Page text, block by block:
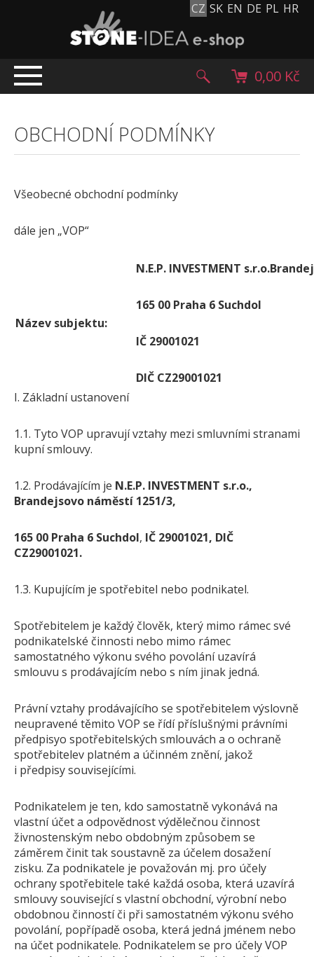
CZ SK EN DE PL HR
TOP NABÍDKA
PRODUKTY
Dlažební kostky
Historické dlažební kostky
Oblázky, valouny a granulát
Pískovec
Výrobky z kamene na zakázku
Creative Floor
Terazzo
DLAŽEBNÍ KOSTKY
MLATOVÉ POVRCHY
ZAKÁZKY NA MÍRU
NOVINKY
BLOG
KONTAKT
0,00 Kč
OBCHODNÍ PODMÍNKY
Všeobecné obchodní podmínky
dále jen „VOP“
Název subjektu:
N.E.P. INVESTMENT s.r.o.
165 00 Praha 6 Suchdol
IČ 29001021
DIČ CZ29001021
I. Základní ustanovení
1.1. Tyto VOP upravují vztahy mezi smluvními stranami
kupní smlouvy.
1.2. Prodávajícím je N.E.P. INVESTMENT s.r.o.,
Brandejsovo náměstí 1251/3,
165 00 Praha 6 Suchdol, IČ 29001021, DIČ
CZ29001021.
1.3. Kupujícím je spotřebitel nebo podnikatel.
Spotřebitelem je každý člověk, který mimo rámec své
podnikatelské činnosti nebo mimo rámec
samostatného výkonu svého povolání uzavírá
smlouvu s prodávajícím nebo s ním jinak jedná.
Právní vztahy prodávajícího se spotřebitelem výslovně
neupravené těmito VOP se řídí příslušnými právními
předpisyo spotřebitelských smlouvách a o ochraně
spotřebitelev platném a účinném znění, jakož
i předpisy souvisejícími.
Podnikatelem je ten, kdo samostatně vykonává na
vlastní účet a odpovědnost výdělečnou činnost
živnostenským nebo obdobným způsobem se
záměrem činit tak soustavně za účelem dosažení
zisku. Za podnikatele je považován mj. pro účely
ochrany spotřebitele také každá osoba, která uzavírá
smlouvy související s vlastní obchodní, výrobní nebo
obdobnou činností či při samostatném výkonu svého
povolání, popřípadě osoba, která jedná jménem nebo
na účet podnikatele. Podnikatelem se pro účely VOP